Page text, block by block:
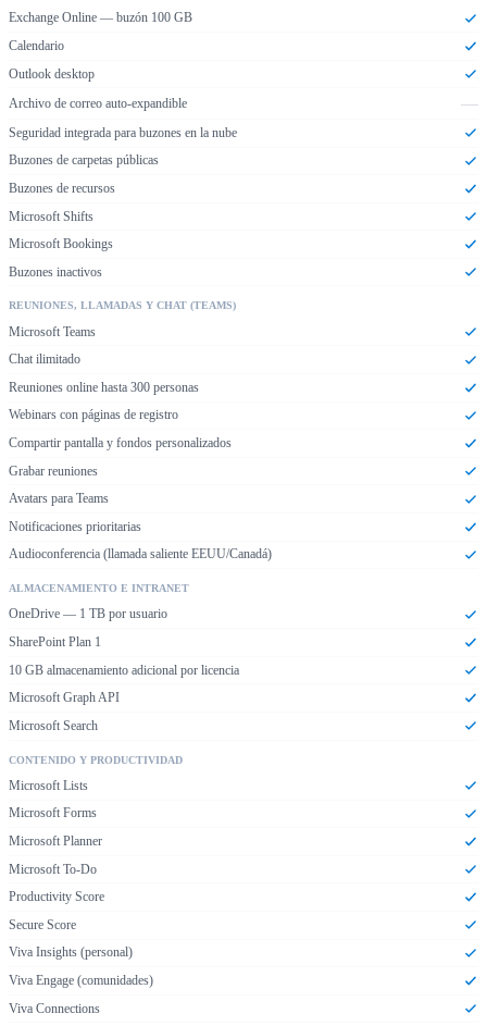
Exchange Online — buzón 100 GB
Calendario
Outlook desktop
Archivo de correo auto-expandible
—
Seguridad integrada para buzones en la nube
Buzones de carpetas públicas
Buzones de recursos
Microsoft Shifts
Microsoft Bookings
Buzones inactivos
REUNIONES, LLAMADAS Y CHAT (TEAMS)
Microsoft Teams
Chat ilimitado
Reuniones online hasta 300 personas
Webinars con páginas de registro
Compartir pantalla y fondos personalizados
Grabar reuniones
Avatars para Teams
Notificaciones prioritarias
Audioconferencia (llamada saliente EEUU/Canadá)
ALMACENAMIENTO E INTRANET
OneDrive — 1 TB por usuario
SharePoint Plan 1
10 GB almacenamiento adicional por licencia
Microsoft Graph API
Microsoft Search
CONTENIDO Y PRODUCTIVIDAD
Microsoft Lists
Microsoft Forms
Microsoft Planner
Microsoft To-Do
Productivity Score
Secure Score
Viva Insights (personal)
Viva Engage (comunidades)
Viva Connections